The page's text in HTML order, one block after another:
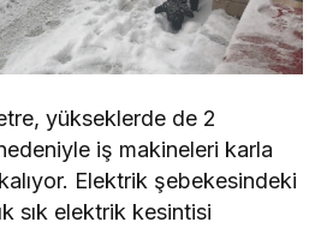
yükseklerde de 2
iş makineleri karla
Elektrik şebekesindeki
sık elektrik kesintisi